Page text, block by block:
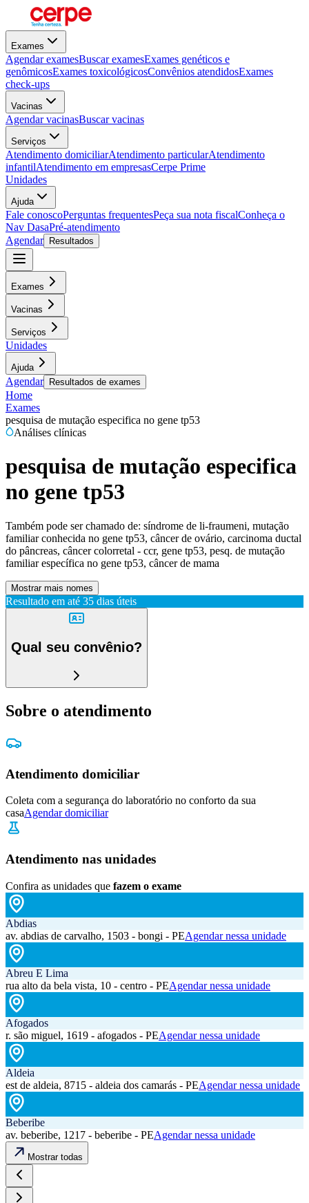
Exames
Agendar examesBuscar examesExames genéticos e
genômicosExames toxicológicosConvênios atendidosExames
check-ups
Vacinas
Agendar vacinasBuscar vacinas
Serviços
Atendimento domiciliarAtendimento particularAtendimento
infantilAtendimento em empresasCerpe Prime
Unidades
Ajuda
Fale conoscoPerguntas frequentesPeça sua nota fiscalConheça o
Nav DasaPré-atendimento
Agendar
Resultados
Exames
Vacinas
Serviços
Unidades
Ajuda
Agendar Resultados de exames
Home
Exames
pesquisa de mutação especifica no gene tp53
Análises clínicas
pesquisa de mutação especifica
no gene tp53
Também pode ser chamado de: síndrome de li-fraumeni, mutação
familiar conhecida no gene tp53, câncer de ovário, carcinoma ductal
do pâncreas, câncer colorretal - ccr, gene tp53, pesq. de mutação
familiar específica no gene tp53, câncer de mama
Mostrar mais nomes
Resultado em até 35 dias úteis
Qual seu convênio?
Sobre o atendimento
Atendimento domiciliar
Coleta com a segurança do laboratório no conforto da sua
casaAgendar domiciliar
Atendimento nas unidades
Confira as unidades que fazem o exame
Abdias
av. abdias de carvalho, 1503 - bongi - PEAgendar nessa unidade
Abreu E Lima
rua alto da bela vista, 10 - centro - PEAgendar nessa unidade
Afogados
r. são miguel, 1619 - afogados - PEAgendar nessa unidade
Aldeia
est de aldeia, 8715 - aldeia dos camarás - PEAgendar nessa unidade
Beberibe
av. beberibe, 1217 - beberibe - PEAgendar nessa unidade
Mostrar todas